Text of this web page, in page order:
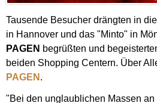
Tausende Besucher drängten in
in Hannover und das "Minto" in
PAGEN begrüßten und
beiden Shopping Centern. Über
PAGEN .
"Bei den unglaublichen Massen an